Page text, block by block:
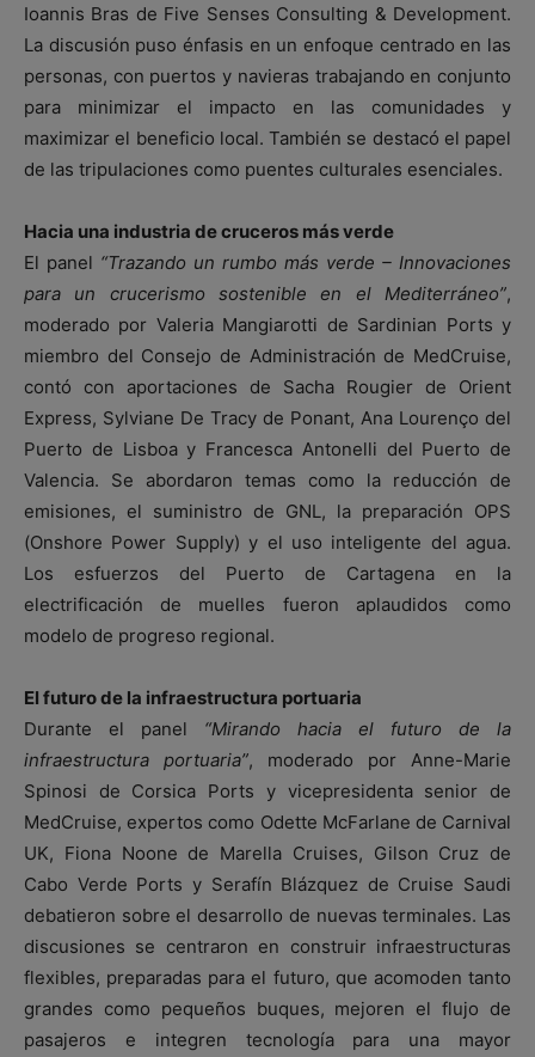
Ioannis Bras de Five Senses Consulting & Development.
La discusión puso énfasis en un enfoque centrado en las
personas, con puertos y navieras trabajando en conjunto
para minimizar el impacto en las comunidades y
maximizar el beneficio local. También se destacó el papel
de las tripulaciones como puentes culturales esenciales.
Hacia una industria de cruceros más verde
El panel “Trazando un rumbo más verde – Innovaciones
para un crucerismo sostenible en el Mediterráneo”,
moderado por Valeria Mangiarotti de Sardinian Ports y
miembro del Consejo de Administración de MedCruise,
contó con aportaciones de Sacha Rougier de Orient
Express, Sylviane De Tracy de Ponant, Ana Lourenço del
Puerto de Lisboa y Francesca Antonelli del Puerto de
Valencia. Se abordaron temas como la reducción de
emisiones, el suministro de GNL, la preparación OPS
(Onshore Power Supply) y el uso inteligente del agua.
Los esfuerzos del Puerto de Cartagena en la
electrificación de muelles fueron aplaudidos como
modelo de progreso regional.
El futuro de la infraestructura portuaria
Durante el panel “Mirando hacia el futuro de la
infraestructura portuaria”, moderado por Anne-Marie
Spinosi de Corsica Ports y vicepresidenta senior de
MedCruise, expertos como Odette McFarlane de Carnival
UK, Fiona Noone de Marella Cruises, Gilson Cruz de
Cabo Verde Ports y Serafín Blázquez de Cruise Saudi
debatieron sobre el desarrollo de nuevas terminales. Las
discusiones se centraron en construir infraestructuras
flexibles, preparadas para el futuro, que acomoden tanto
grandes como pequeños buques, mejoren el flujo de
pasajeros e integren tecnología para una mayor